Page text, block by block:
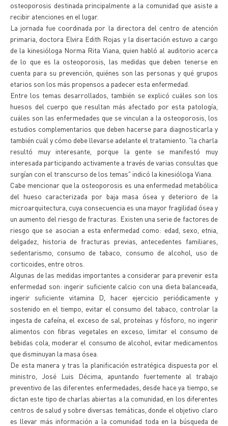
osteoporosis destinada principalmente a la comunidad que asiste a
recibir atenciones en el lugar.
La jornada fue coordinada por la directora del centro de atención
primaria, doctora Elvira Edith Rojas y la disertación estuvo a cargo
de la kinesióloga Norma Rita Viana, quien habló al auditorio acerca
de lo que es la osteoporosis, las medidas que deben tenerse en
cuenta para su prevención, quiénes son las personas y qué grupos
etarios son los más propensos a padecer esta enfermedad.
Entre los temas desarrollados, también se explicó cuáles son los
huesos del cuerpo que resultan más afectado por esta patología,
cuáles son las enfermedades que se vinculan a la osteoporosis, los
estudios complementarios que deben hacerse para diagnosticarla y
también cuál y cómo debe llevarse adelante el tratamiento. "la charla
resultó muy interesante, porque la gente se manifestó muy
interesada participando activamente a través de varias consultas que
surgían con el transcurso de los temas" indicó la kinesióloga Viana.
Cabe mencionar que la osteoporosis es una enfermedad metabólica
del hueso caracterizada por baja masa ósea y deterioro de la
microarquitectura, cuya consecuencia es una mayor fragilidad ósea y
un aumento del riesgo de fracturas. Existen una serie de factores de
riesgo que se asocian a esta enfermedad como: edad, sexo, etnia,
delgadez, historia de fracturas previas, antecedentes familiares,
sedentarismo, consumo de tabaco, consumo de alcohol, uso de
corticoides, entre otros.
Algunas de las medidas importantes a considerar para prevenir esta
enfermedad son: ingerir suficiente calcio con una dieta balanceada,
ingerir suficiente vitamina D, hacer ejercicio periódicamente y
sostenido en el tiempo, evitar el consumo del tabaco, controlar la
ingesta de cafeína, el exceso de sal, proteínas y fósforo, no ingerir
alimentos con fibras vegetales en exceso, limitar el consumo de
bebidas cola, moderar el consumo de alcohol, evitar medicamentos
que disminuyan la masa ósea.
De esta manera y tras la planificación estratégica dispuesta por el
ministro, José Luis Décima, apuntando fuertemente al trabajo
preventivo de las diferentes enfermedades, desde hace ya tiempo, se
dictan este tipo de charlas abiertas a la comunidad, en los diferentes
centros de salud y sobre diversas temáticas, donde el objetivo claro
es llevar más información a la comunidad toda en la búsqueda de